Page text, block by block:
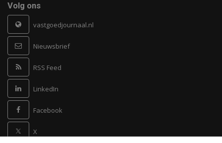
Volg ons
vastgoedjournaal.nl
Nieuwsbrief
RSS Feed
LinkedIn
Facebook
X